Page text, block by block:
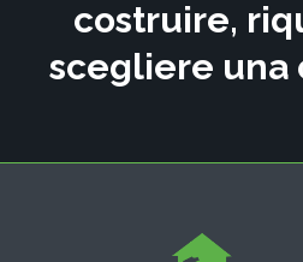
costruire,
scegliere una